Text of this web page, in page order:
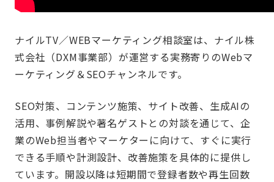
ナイルTV／WEBマーケティング相談室は、ナイル株
式会社（DXM事業部）が運営する実務寄りのWebマ
ーケティング＆SEOチャンネルです。
SEO対策、コンテンツ施策、サイト改善、生成AIの
活用、事例解説や著名ゲストとの対談を通じて、企
業のWeb担当者やマーケターに向けて、すぐに実行
できる手順や計測設計、改善施策を具体的に提供し
ています。開設以降は短期間で登録者数や再生回数